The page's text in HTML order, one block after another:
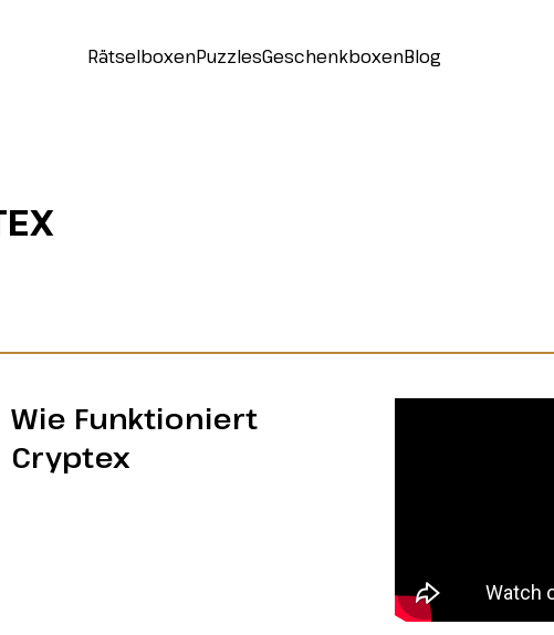
RätselboxenPuzzlesGeschenkboxenBlog
Wie Funktioniert
Cryptex